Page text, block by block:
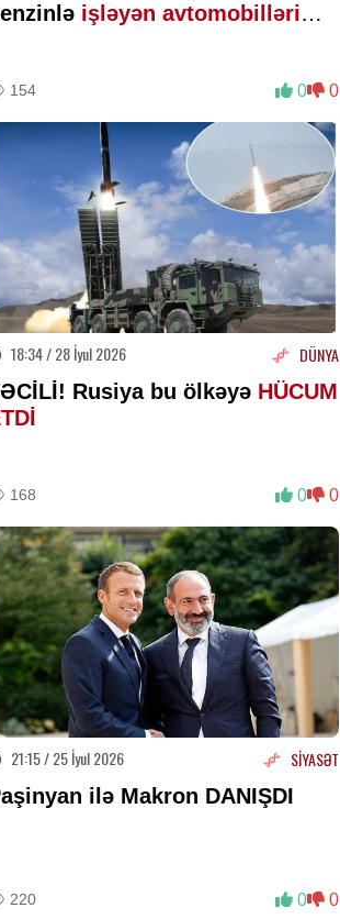
işləyən avtomobilləri
154 0 0
18:34 / 28 İyul 2026 DÜNYA
Rusiya bu ölkəyə HÜCUM
168 0 0
21:15 / 25 İyul 2026 SİYASƏT
ilə Makron DANIŞDI
220 0 0